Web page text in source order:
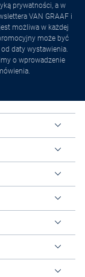
prywatności, a w
VAN GRAAF i
możliwa w każdej
może być
daty wystawienia.
o wprowadzenie